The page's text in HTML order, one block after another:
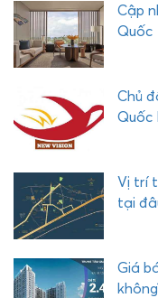
Cập
Quốc
Chủ
Quốc
Vị trí
tại
Giá